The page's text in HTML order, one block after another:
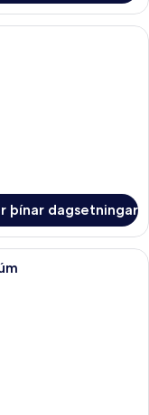
bestu gerð, míníbar,
þínar dagsetningar
bestu gerð, míníbar,